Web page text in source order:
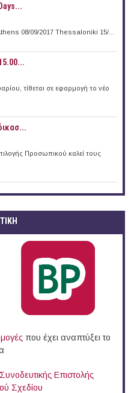
08/09/2017 Thessaloniki 15/...
τίθεται σε εφαρμογή το νέο
Προσωπικού καλεί τους
που έχει αναπτύξει το
Επιστολής
Σχεδίου